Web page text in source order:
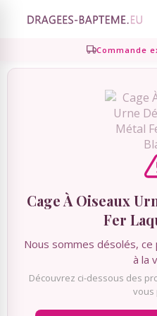
Dragées amande -
Compositions de
Echantillons de dragées
Présentoirs à dragées
Contenants dragées
Candy Bar, Bar à
Décoration de table
Marque-places, Pinces,
Bougies de décoration
Décoration de gâteaux
Ambiance Thème
Contenants
Etiquettes
Ruban Personnalisé
Serviettes personnalisées
Brochettes bonbons,
Mignonettes Alcool
Commande expédiée
Click and
Cage À Oiseaux
Fer
Nous sommes désolés,
à la
Découvrez ci-dessous des
vous